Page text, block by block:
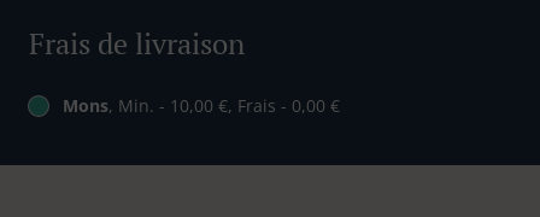
Frais de livraison
Mons, Min. - 10,00 €, Frais - 0,00 €